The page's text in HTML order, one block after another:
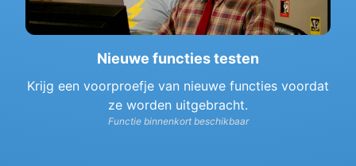
Nieuwe functies testen
Krijg een voorproefje van nieuwe functies voordat
ze worden uitgebracht.
Functie binnenkort beschikbaar